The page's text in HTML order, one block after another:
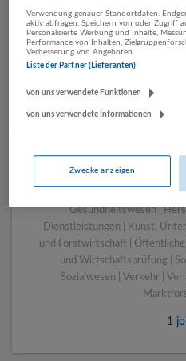
Bergheim
Bau | Beherbergung und
Energieversorgung | Finanz-
Gesundheitswesen |
Dienstleistungen | Kunst,
und Forstwirtschaft |
und Wirtschaftsprüfung |
Sozialwesen | Verkehr |
1
Verwendung genauer Standortdaten.
aktiv abfragen. Speichern von oder Zugriff
Personalisierte Werbung und Inhalte,
Performance von Inhalten,
Verbesserung von Angeboten.
Liste der Partner (Lieferanten)
von uns verwendete Funktionen
von uns verwendete Informationen
Zwecke anzeigen